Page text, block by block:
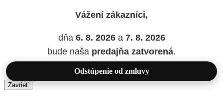
Vážení zákazníci,
dňa 6. 8. 2026a 7. 8. 2026
bude naša predajňa zatvorená.
Zavrieť
Odstúpenie od zmluvy